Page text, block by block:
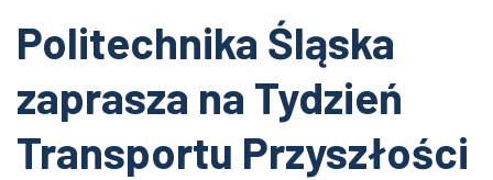
Politechnika Śląska
zaprasza na Tydzień
Transportu Przyszłości